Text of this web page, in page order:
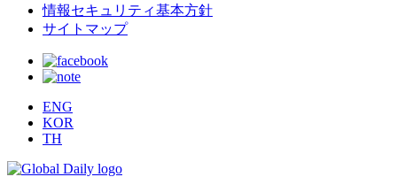
情報セキュリティ基本方針
サイトマップ
ENG
KOR
TH